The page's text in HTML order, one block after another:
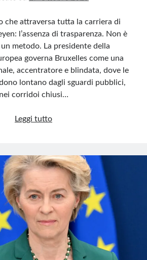
che attraversa tutta la carriera di
l’assenza di trasparenza. Non è
metodo. La presidente della
governa Bruxelles come una
accentratore e blindata, dove le
lontano dagli sguardi pubblici,
nei corridoi chiusi…
Leggi tuttoUrsula
Leyen,
la
regina
degli
scandali